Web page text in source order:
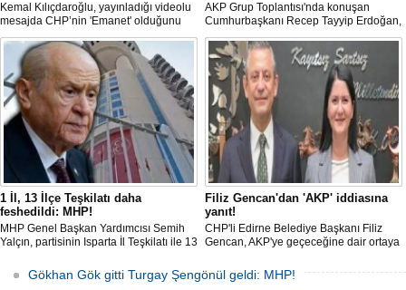
Kemal Kılıçdaroğlu, yayınladığı videolu
mesajda CHP’nin 'Emanet' olduğunu
vurgulayıp 'Arınma' ve 'İç Muhasebe'
ifadelerini kullandı. Açıklamalarda Parti
içi süreçlere ve Yargı tartışmalarına
doğrudan değinilmemesi dikkat çekti.
AKP Grup Toplantısı'nda konuşan
Cumhurbaşkanı Recep Tayyip Erdoğan,
"Tek başıma kalsam dâhi 'Bu yol hak
yoludur, dönmek bilmez yürürüm' der,
bu yolda sabırla yürümeyi sürdürürüm"
dedi.
1 İl, 13 İlçe Teşkilatı daha
feshedildi: MHP!
MHP Genel Başkan Yardımcısı Semih
Yalçın, partisinin Isparta İl Teşkilatı ile 13
Isparta İl Başkanlığı görevine Osman
Gülay'ın atandığını açıkladı.
Filiz Gencan'dan 'AKP' iddiasına
yanıt!
CHP'li Edirne Belediye Başkanı Filiz
Gencan, AKP'ye geçeceğine dair ortaya
adım atmıyoruz" ifadeleriyle yanıt verdi.
Gökhan Gök gitti Turgay Şengönül geldi: MHP!